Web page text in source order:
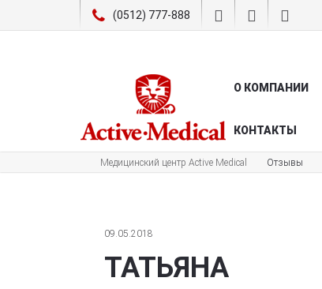
(0512) 777-888
О КОМПАНИИ
КОНТАКТЫ
Медицинский центр Active Medical Отзывы
09.05.2018
ТАТЬЯНА